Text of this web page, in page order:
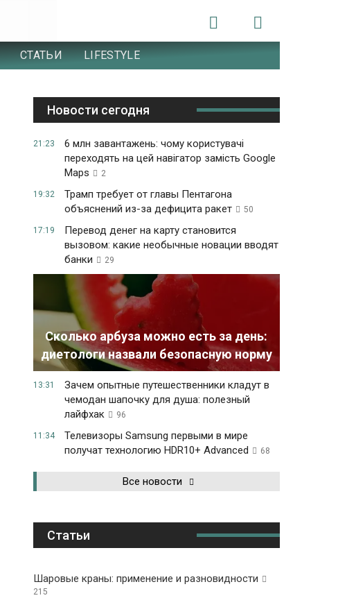
СТАТЬИ LIFESTYLE
Новости сегодня
21:23
6 млн завантажень: чому користувачі
переходять на цей навігатор замість Google
Maps
2
19:32
Трамп требует от главы Пентагона
объяснений из-за дефицита ракет
50
17:19
Перевод денег на карту становится
вызовом: какие необычные новации вводят
банки
29
Сколько арбуза можно есть за день:
диетологи назвали безопасную норму
13:31
Зачем опытные путешественники кладут в
чемодан шапочку для душа: полезный
лайфхак
96
11:34
Телевизоры Samsung первыми в мире
получат технологию HDR10+ Advanced
68
Все новости
Статьи
Шаровые краны: применение и разновидности
215